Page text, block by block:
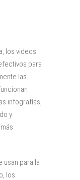
los videos
para
las
infografías,
y
usan para la
los